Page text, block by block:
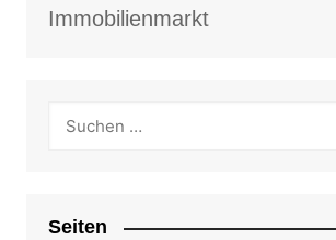
Immobilienmarkt
Seiten